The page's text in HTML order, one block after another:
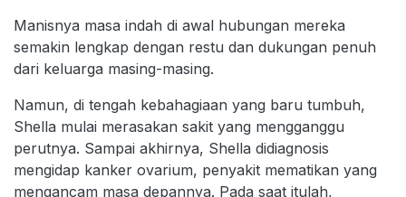
Manisnya masa indah di awal hubungan mereka
semakin lengkap dengan restu dan dukungan penuh
dari keluarga masing-masing.
Namun, di tengah kebahagiaan yang baru tumbuh,
Shella mulai merasakan sakit yang mengganggu
perutnya. Sampai akhirnya, Shella didiagnosis
mengidap kanker ovarium, penyakit mematikan yang
mengancam masa depannya. Pada saat itulah,